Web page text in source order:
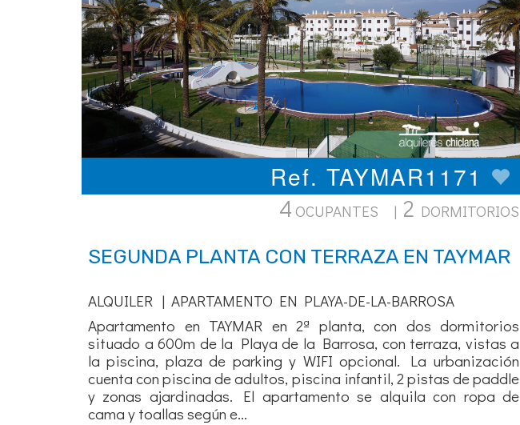
Ref. TAYMAR1171
4 OCUPANTES | 2 DORMITORIOS
SEGUNDA PLANTA CON TERRAZA EN TAYMAR
ALQUILER | APARTAMENTO EN PLAYA-DE-LA-BARROSA
Apartamento en TAYMAR en 2ª planta, con dos dormitorios
situado a 600m de la Playa de la Barrosa, con terraza, vistas a
la piscina, plaza de parking y WIFI opcional. La urbanización
cuenta con piscina de adultos, piscina infantil, 2 pistas de paddle
y zonas ajardinadas. El apartamento se alquila con ropa de
cama y toallas según e...